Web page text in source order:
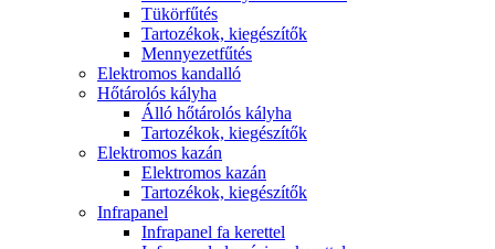
Tükörfűtés
Tartozékok, kiegészítők
Mennyezetfűtés
Elektromos kandalló
Hőtárolós kályha
Álló hőtárolós kályha
Tartozékok, kiegészítők
Elektromos kazán
Elektromos kazán
Tartozékok, kiegészítők
Infrapanel
Infrapanel fa kerettel